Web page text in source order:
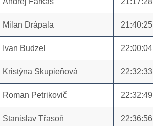
Milan Drápala 21:40:25
Ivan Budzel 22:00:04
Kristýna Skupieňová 22:32:33
Roman Petrikovič 22:32:49
Stanislav Třasoň 22:36:56